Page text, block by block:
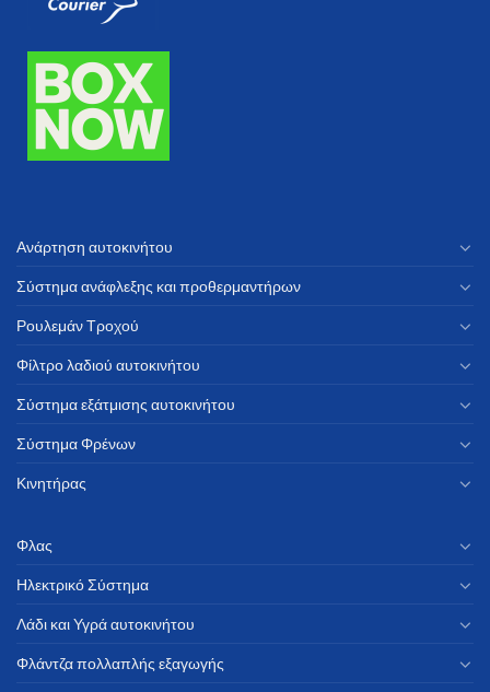
Ανάρτηση αυτοκινήτου
Σύστημα ανάφλεξης και προθερμαντήρων
Ρουλεμάν Τροχού
Φίλτρο λαδιού αυτοκινήτου
Σύστημα εξάτμισης αυτοκινήτου
Σύστημα Φρένων
Κινητήρας
Φλας
Ηλεκτρικό Σύστημα
Λάδι και Υγρά αυτοκινήτου
Φλάντζα πολλαπλής εξαγωγής